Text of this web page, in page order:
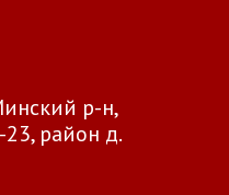
р-н,
район д.